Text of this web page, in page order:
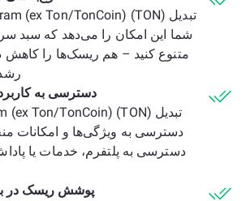
شما این امکان را می‌دهد که سبد
متنوع کنید – هم ریسک‌ها را کاهش
دسترسی به
دسترسی به ویژگی‌ها و امکانات
دسترسی به پلتفرم، خدمات یا
پوشش ریسک در